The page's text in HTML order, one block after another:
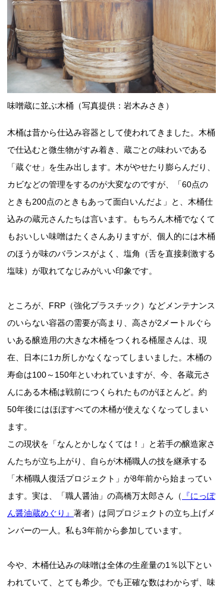
味噌蔵に並ぶ木桶（写真提供：岩木みさき）
木桶は昔から仕込み容器として使われてきました。木桶
で仕込むと微生物がすみ着き、蔵ごとの味わいである
「蔵ぐせ」を生み出します。木がやせたり膨らんだり、
カビなどの管理をするのが大変なのですが、「60点の
ときも200点のときもあって面白いんだよ」と、木桶仕
込みの蔵元さんたちは言います。もちろん木桶でなくて
もおいしい味噌はたくさんありますが、個人的には木桶
のほうが味のバランスがよく、塩角（舌を直接刺激する
塩味）が取れてなじみがいい印象です。
ところが、FRP（強化プラスチック）などメンテナンス
のいらない容器の需要が高まり、高さが2メートルぐら
いある醸造用の大きな木桶をつくれる桶屋さんは、現
在、日本に1カ所しかなくなってしまいました。木桶の
寿命は100～150年といわれていますが、今、各蔵元さ
んにある木桶は戦前につくられたものがほとんど。約
50年後にはほぼすべての木桶が使えなくなってしまい
ます。
この現状を「なんとかしなくては！」と若手の醸造家さ
んたちが立ち上がり、自らが木桶職人の技を継承する
「木桶職人復活プロジェクト」が8年前から始まってい
ます。実は、「職人醤油」の高橋万太郎さん（
『にっぽ
ん醤油蔵めぐり』 著者）は同プロジェクトの立ち上げメ
ンバーの一人。私も3年前から参加しています。
今や、木桶仕込みの味噌は全体の生産量の1％以下とい
われていて、とても希少。でも正確な数はわからず、味